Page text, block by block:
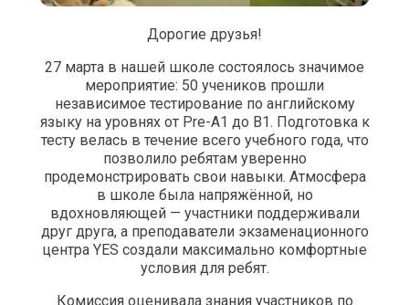
Дорогие друзья!
27 марта в нашей школе состоялось значимое
мероприятие: 50 учеников прошли
независимое тестирование по английскому
языку на уровнях от Pre-A1 до B1. Подготовка к
тесту велась в течение всего учебного года, что
позволило ребятам уверенно
продемонстрировать свои навыки. Атмосфера
в школе была напряжённой, но
вдохновляющей — участники поддерживали
друг друга, а преподаватели экзаменационного
центра YES создали максимально комфортные
условия для ребят.
Комиссия оценивала знания участников по